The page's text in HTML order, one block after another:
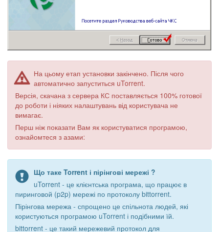
На цьому етап установки закінчено. Після чого
автоматично запуститься uTorrent.
Версія, скачана з сервера КС поставляється 100% готової
до роботи і ніяких налаштувань від користувача не
вимагає.
Перш ніж показати Вам як користуватися програмою,
ознайомтеся з азами:
Що таке Torrent і пірінгові мережі ?
uTorrent - це клієнтська програма, що працює в
пиринговой (p2p) мережі по протоколу bittorrent.
Пірінгова мережа - спрощено це спільнота людей, які
користуються програмою uTorrent і подібними їй.
bittorrent - це такий мережевий протокол для